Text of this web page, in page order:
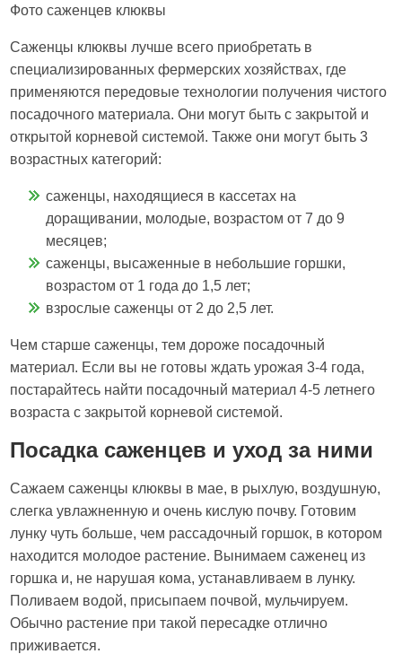
Фото саженцев клюквы
Саженцы клюквы лучше всего приобретать в
специализированных фермерских хозяйствах, где
применяются передовые технологии получения чистого
посадочного материала. Они могут быть с закрытой и
открытой корневой системой. Также они могут быть 3
возрастных категорий:
саженцы, находящиеся в кассетах на
доращивании, молодые, возрастом от 7 до 9
месяцев;
саженцы, высаженные в небольшие горшки,
возрастом от 1 года до 1,5 лет;
взрослые саженцы от 2 до 2,5 лет.
Чем старше саженцы, тем дороже посадочный
материал. Если вы не готовы ждать урожая 3-4 года,
постарайтесь найти посадочный материал 4-5 летнего
возраста с закрытой корневой системой.
Посадка саженцев и уход за ними
Сажаем саженцы клюквы в мае, в рыхлую, воздушную,
слегка увлажненную и очень кислую почву. Готовим
лунку чуть больше, чем рассадочный горшок, в котором
находится молодое растение. Вынимаем саженец из
горшка и, не нарушая кома, устанавливаем в лунку.
Поливаем водой, присыпаем почвой, мульчируем.
Обычно растение при такой пересадке отлично
приживается.